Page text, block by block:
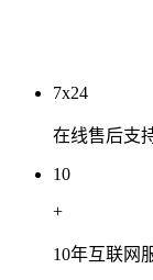
7x24
在线售后支
10
+
10年互联网